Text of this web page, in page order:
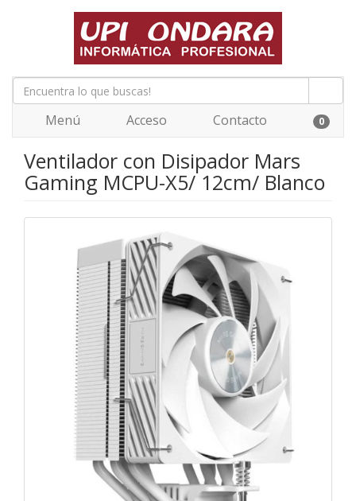
Menú Acceso Contacto 0
Ventilador con Disipador Mars
Gaming MCPU-X5/ 12cm/ Blanco